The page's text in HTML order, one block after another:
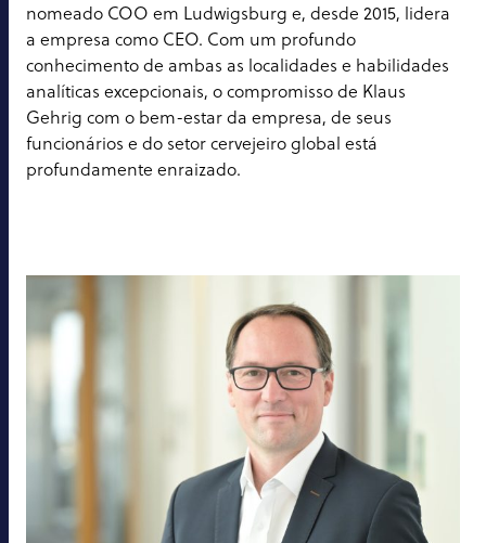
nomeado COO em Ludwigsburg e, desde 2015, lidera
a empresa como CEO. Com um profundo
conhecimento de ambas as localidades e habilidades
analíticas excepcionais, o compromisso de Klaus
Gehrig com o bem-estar da empresa, de seus
funcionários e do setor cervejeiro global está
profundamente enraizado.